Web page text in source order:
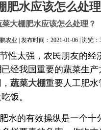
肥水应该怎么处
大棚肥水应该怎么处理？
农业 | 发布时间：2021-01-06 | 浏览：
性太强，农民朋友的经
已经我国重要的蔬菜生产
蔬菜大棚重要人工肥水
饭。
水的有效操纵是一个十